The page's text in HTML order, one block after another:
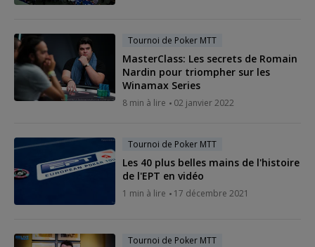
Tournoi de Poker MTT
MasterClass: Les secrets de Romain
Nardin pour triompher sur les
Winamax Series
8 min à lire 02 janvier 2022
Tournoi de Poker MTT
Les 40 plus belles mains de l'histoire
de l'EPT en vidéo
1 min à lire 17 décembre 2021
Tournoi de Poker MTT